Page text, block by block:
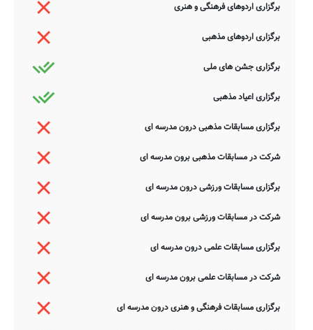
برگزاری اردوهای فرهنگی و هنری
برگزاری اردوهای مذهبی
برگزاری جشن های ملی
برگزاری اعیاد مذهبی
برگزاری مسابقات مذهبی درون مدرسه ای
شرکت در مسابقات مذهبی برون مدرسه ای
برگزاری مسابقات ورزشی درون مدرسه ای
شرکت در مسابقات ورزشی برون مدرسه ای
برگزاری مسابقات علمی درون مدرسه ای
شرکت در مسابقات علمی برون مدرسه ای
برگزاری مسابقات فرهنگی و هنری درون مدرسه ای